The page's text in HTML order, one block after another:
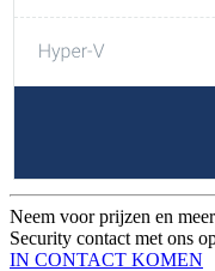
Neem voor prijzen en
Security contact met ons
IN CONTACT KOMEN